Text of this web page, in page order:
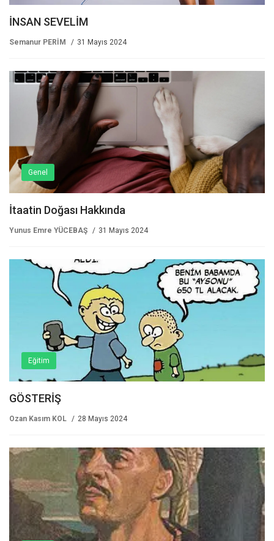
İNSAN SEVELİM
Semanur PERİM 31 Mayıs 2024
Genel
İtaatin Doğası Hakkında
Yunus Emre YÜCEBAŞ 31 Mayıs 2024
Eğitim
GÖSTERİŞ
Ozan Kasım KOL 28 Mayıs 2024